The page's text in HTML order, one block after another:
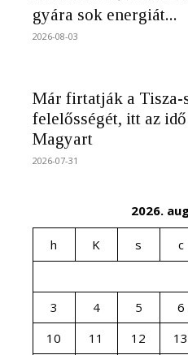
gyára sok energiát...
2026-08-03
Már firtatják a Tisza-
felelősségét, itt az
Magyart
2026-07-31
2026.
h K s c
3
4 5 6
10
11 12 13